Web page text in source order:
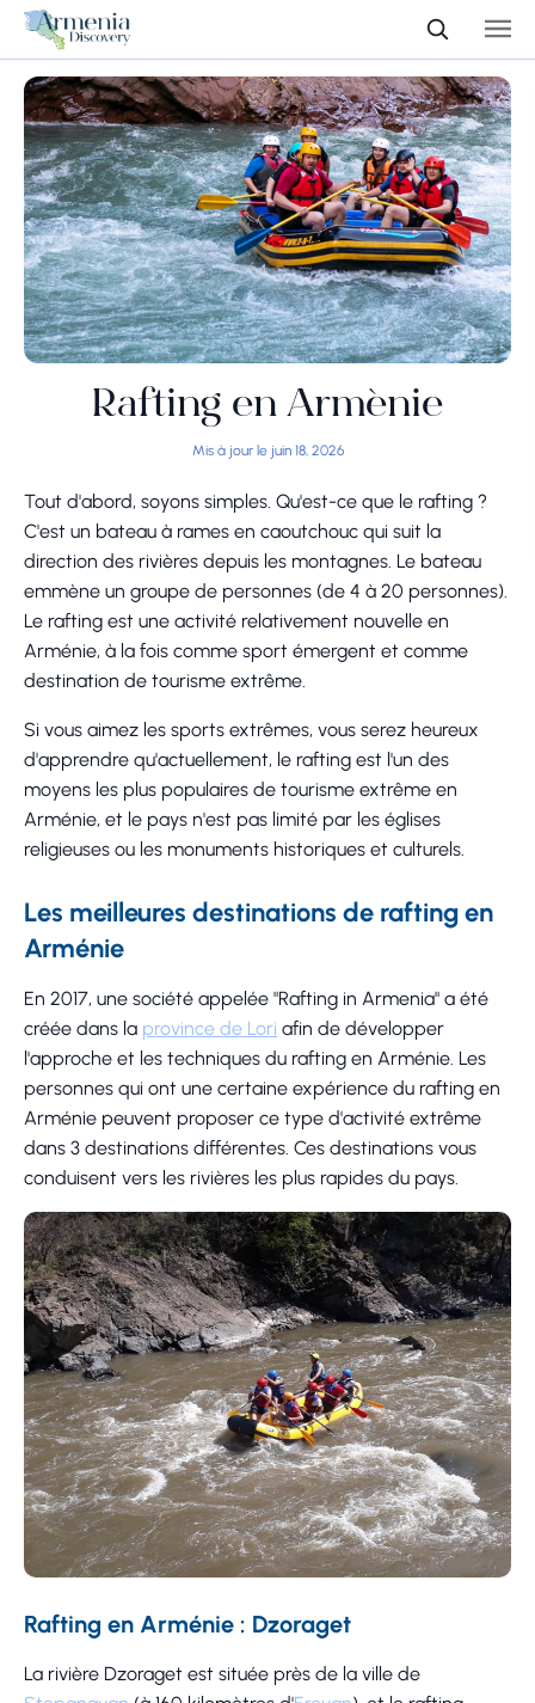
Rafting en Arménie
Mis à jour le juin 18, 2026
Tout d'abord, soyons simples. Qu'est-ce que le rafting ?
C'est un bateau à rames en caoutchouc qui suit la
direction des rivières depuis les montagnes. Le bateau
emmène un groupe de personnes (de 4 à 20 personnes).
Le rafting est une activité relativement nouvelle en
Arménie, à la fois comme sport émergent et comme
destination de tourisme extrême.
Si vous aimez les sports extrêmes, vous serez heureux
d'apprendre qu'actuellement, le rafting est l'un des
moyens les plus populaires de tourisme extrême en
Arménie, et le pays n'est pas limité par les églises
religieuses ou les monuments historiques et culturels.
Les meilleures destinations de rafting en
Arménie
En 2017, une société appelée "Rafting in Armenia" a été
créée dans la province de Lori afin de développer
l'approche et les techniques du rafting en Arménie. Les
personnes qui ont une certaine expérience du rafting en
Arménie peuvent proposer ce type d'activité extrême
dans 3 destinations différentes. Ces destinations vous
conduisent vers les rivières les plus rapides du pays.
Rafting en Arménie : Dzoraget
La rivière Dzoraget est située près de la ville de